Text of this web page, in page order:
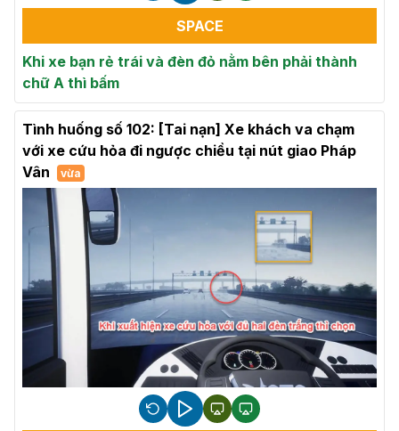
SPACE
Khi xe bạn rẻ trái và đèn đỏ nằm bên phải thành
chữ A thì bấm
Tình huống số 102: [Tai nạn] Xe khách va chạm
với xe cứu hỏa đi ngược chiều tại nút giao Pháp
Vân
vừa